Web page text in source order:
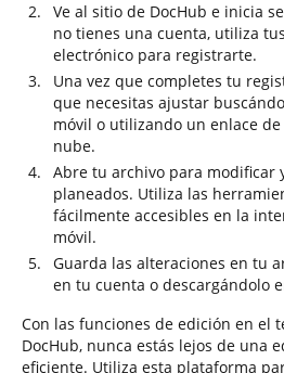
Ve al sitio de DocHub e inicia
no tienes una cuenta, utiliza
electrónico para registrarte.
Una vez que completes tu
que necesitas ajustar
móvil o utilizando un enlace
nube.
Abre tu archivo para modificar
planeados. Utiliza las
fácilmente accesibles en la
móvil.
Guarda las alteraciones en tu
en tu cuenta o descargándolo
Con las funciones de edición en el
DocHub, nunca estás lejos de una
eficiente. Utiliza esta plataforma